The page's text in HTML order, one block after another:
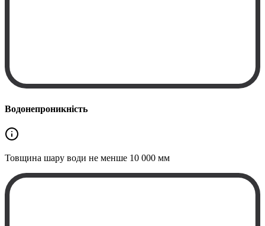
Водонепроникність
Товщина шару води не менше 10 000 мм